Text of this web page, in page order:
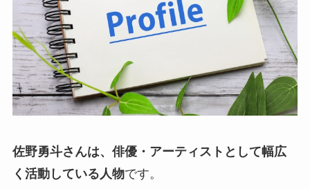
佐野勇斗さんは、俳優・アーティストとして幅広
く活動している人物です。